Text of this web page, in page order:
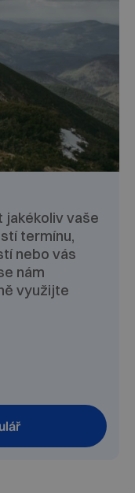
vaše
termínu,
nebo vás
nám
využijte